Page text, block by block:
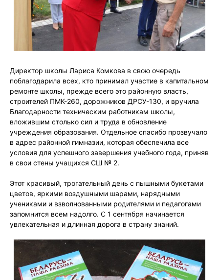
Директор школы Лариса Комкова в свою очередь
поблагодарила всех, кто принимал участие в капитальном
ремонте школы, прежде всего это районную власть,
строителей ПМК-260, дорожников ДРСУ-130, и вручила
Благодарности техническим работникам школы,
вложившим столько сил и труда в обновление
учреждения образования. Отдельное спасибо прозвучало
в адрес районной гимназии, которая обеспечила все
условия для успешного завершения учебного года, приняв
в свои стены учащихся СШ № 2.
Этот красивый, трогательный день с пышными букетами
цветов, яркими воздушными шарами, нарядными
учениками и взволнованными родителями и педагогами
запомнится всем надолго. С 1 сентября начинается
увлекательная и длинная дорога в страну знаний.